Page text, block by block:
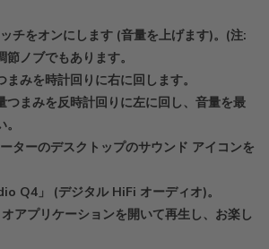
チをオンにします (音量を上げます)。(注:
ノブでもあります。
みを時計回りに右に回します。
つまみを反時計回りに左に回し、音量を最
ターのデスクトップのサウンド アイコンを
Q4」 (デジタル HiFi オーディオ)。
アプリケーションを開いて再生し、お楽し